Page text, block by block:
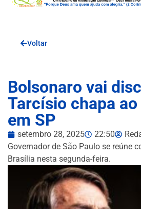
Voltar
Bolsonaro vai
Tarcísio chapa ao
em SP
setembro 28, 2025 22:50
Governador de São Paulo se reúne
Brasília nesta segunda-feira.